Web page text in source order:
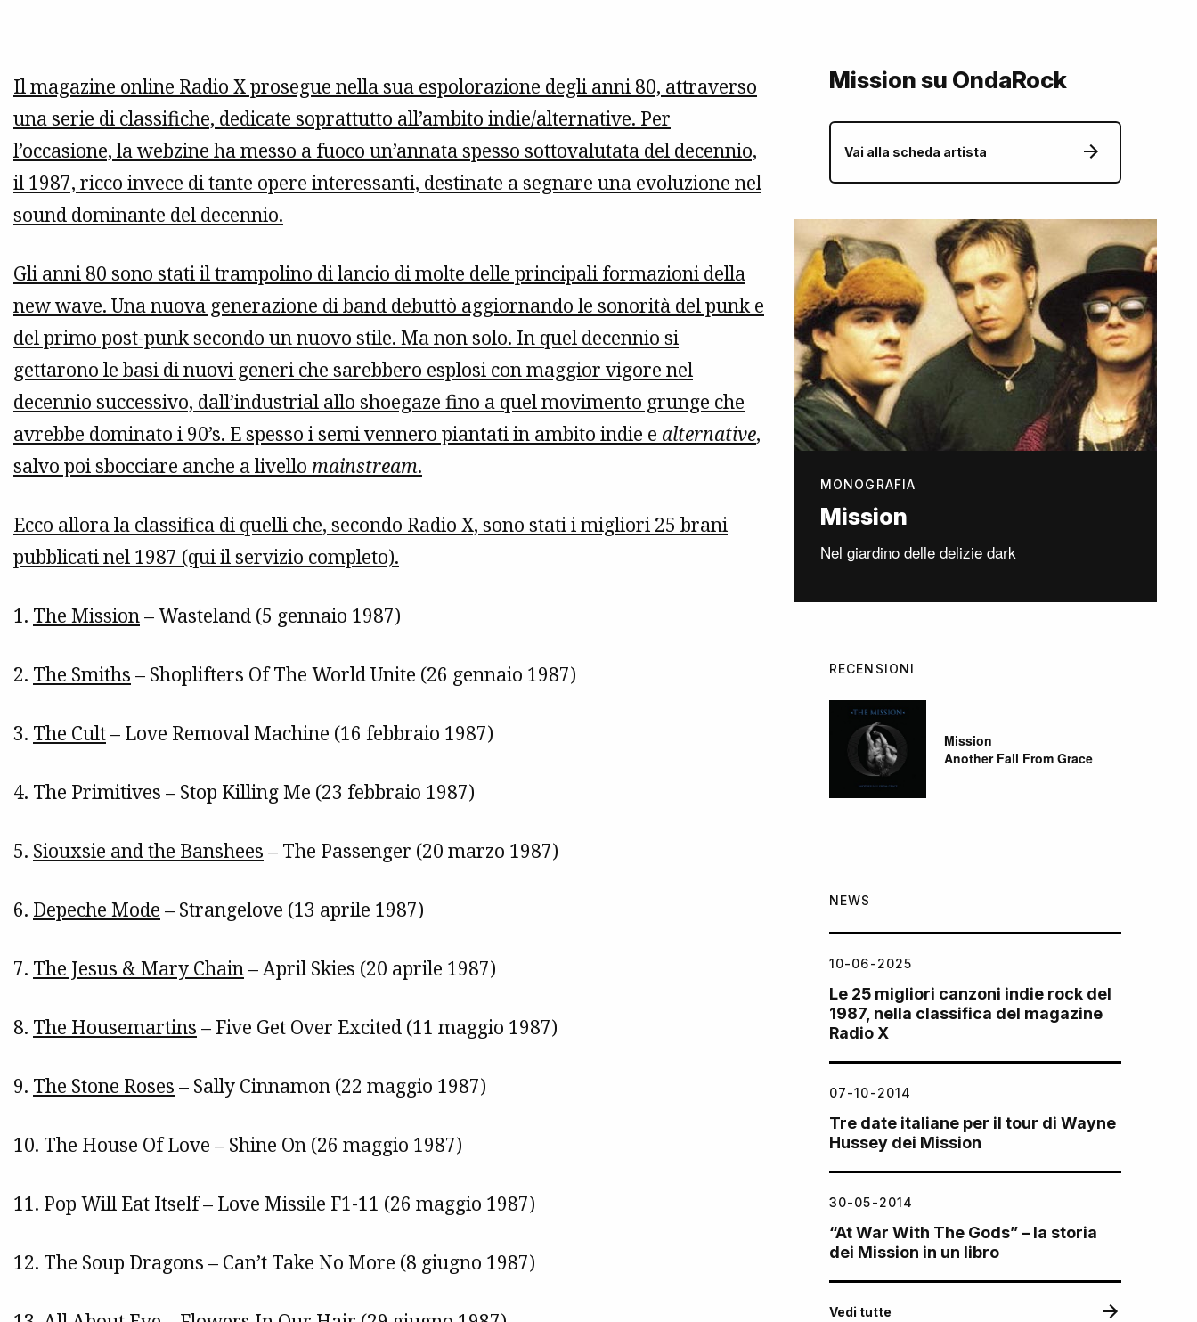
Il magazine online Radio X prosegue nella sua espolorazione degli anni 80, attraverso
una serie di classifiche, dedicate soprattutto all’ambito indie/alternative. Per
l’occasione, la webzine ha messo a fuoco un’annata spesso sottovalutata del decennio,
il 1987, ricco invece di tante opere interessanti, destinate a segnare una evoluzione nel
sound dominante del decennio.
Gli anni 80 sono stati il trampolino di lancio di molte delle principali formazioni della
new wave. Una nuova generazione di band debuttò aggiornando le sonorità del punk e
del primo post-punk secondo un nuovo stile. Ma non solo. In quel decennio si
gettarono le basi di nuovi generi che sarebbero esplosi con maggior vigore nel
decennio successivo, dall’industrial allo shoegaze fino a quel movimento grunge che
avrebbe dominato i 90’s. E spesso i semi vennero piantati in ambito indie e alternative,
salvo poi sbocciare anche a livello mainstream.
Ecco allora la classifica di quelli che, secondo Radio X, sono stati i migliori 25 brani
pubblicati nel 1987 (qui il servizio completo).
1. The Mission– Wasteland (5 gennaio 1987)
2. The Smiths – Shoplifters Of The World Unite (26 gennaio 1987)
3. The Cult– Love Removal Machine (16 febbraio 1987)
4. The Primitives – Stop Killing Me (23 febbraio 1987)
5. Siouxsie and the Banshees – The Passenger (20 marzo 1987)
6. Depeche Mode – Strangelove (13 aprile 1987)
7. The Jesus & Mary Chain– April Skies (20 aprile 1987)
8. The Housemartins – Five Get Over Excited (11 maggio 1987)
9. The Stone Roses – Sally Cinnamon (22 maggio 1987)
10. The House Of Love – Shine On (26 maggio 1987)
11. Pop Will Eat Itself – Love Missile F1-11 (26 maggio 1987)
12. The Soup Dragons – Can’t Take No More (8 giugno 1987)
Mission su OndaRock
Vai alla scheda artista
MONOGRAFIA
Mission
Nel giardino delle delizie dark
RECENSIONI
Mission
Another Fall From Grace
NEWS
10-06-2025
Le 25 migliori canzoni indie rock del
1987, nella classifica del magazine
Radio X
07-10-2014
Tre date italiane per il tour di Wayne
Hussey dei Mission
30-05-2014
“At War With The Gods” – la storia
dei Mission in un libro
Vedi tutte